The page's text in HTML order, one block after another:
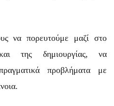
να πορευτούμε μαζί στο
της δημιουργίας, να
προβλήματα με